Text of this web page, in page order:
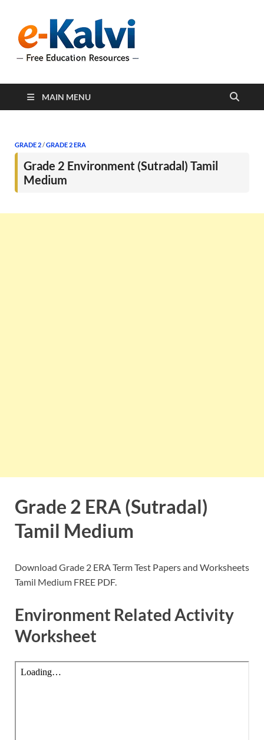
support students and
MAIN MENU
GRADE 2/GRADE 2 ERA
Grade 2 Environment (Sutradal) Tamil
Medium
Grade 2 ERA (Sutradal)
Tamil Medium
Download Grade 2 ERA Term Test Papers and Worksheets
Tamil Medium FREE PDF.
Environment Related Activity
Worksheet